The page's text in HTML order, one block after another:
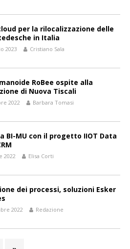
per la rilocalizzazione delle
in Italia
2023 Cristiano Sala
RoBee ospite alla
di Nuova Tiscali
2022 Barbara Tomasi
BI-MU con il progetto IIOT Data
2022 Elisa Corti
dei processi, soluzioni Esker
2022 Redazione